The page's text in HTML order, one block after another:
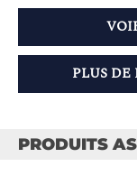
PLUS DE
PRODUITS